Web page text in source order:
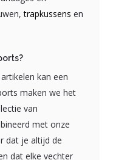
trapkussens en
kan een
maken we het
van
met onze
dat je altijd de
dat elke vechter